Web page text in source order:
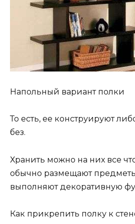
Напольный вариант полки
То есть, ее конструируют
без.
Хранить можно на них все
обычно размещают
выполняют декоративную
Как прикрепить полку к